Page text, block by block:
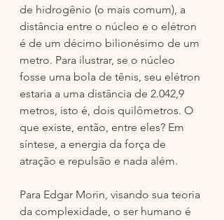
de hidrogênio (o mais comum), a
distância entre o núcleo e o elétron
é de um décimo bilionésimo de um
metro. Para ilustrar, se o núcleo
fosse uma bola de tênis, seu elétron
estaria a uma distância de 2.042,9
metros, isto é, dois quilômetros. O
que existe, então, entre eles? Em
síntese, a energia da força de
atração e repulsão e nada além.
Para Edgar Morin, visando sua teoria
da complexidade, o ser humano é